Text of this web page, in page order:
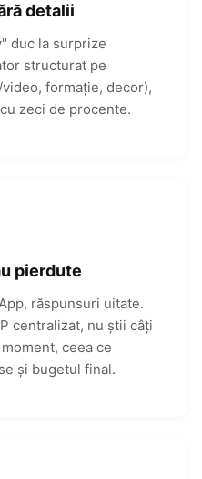
detalii
duc la surprize
structurat pe
formație, decor),
zeci de procente.
pierdute
răspunsuri uitate.
centralizat, nu știi câți
ceea ce
și bugetul final.